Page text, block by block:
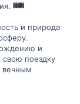
и природа
и
поездку
вечным